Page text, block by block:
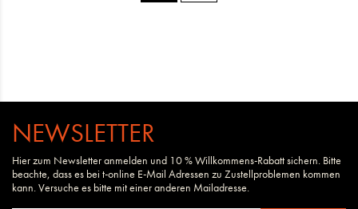
NEWSLETTER
Hier zum Newsletter anmelden und 10 % Willkommens-Rabatt sichern. Bitte
beachte, dass es bei t-online E-Mail Adressen zu Zustellproblemen kommen
kann. Versuche es bitte mit einer anderen Mailadresse.